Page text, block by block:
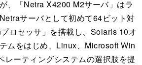
、「Netra X4200 M2サーバ」はラ
サーバとして初めて64ビット対
ロセッサ」を搭載し、Solaris 10オ
ムをはじめ、Linux、Microsoft Win
レーティングシステムの選択肢を提